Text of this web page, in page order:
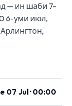
— ин шаби 7-
6-уми июл,
07 Jul · 00:00